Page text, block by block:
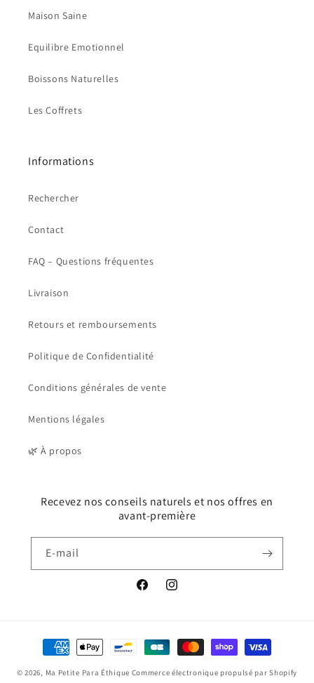
Maison Saine
Equilibre Emotionnel
Boissons Naturelles
Les Coffrets
Informations
Rechercher
Contact
FAQ – Questions fréquentes
Livraison
Retours et remboursements
Politique de Confidentialité
Conditions générales de vente
Mentions légales
🌿 À propos
Recevez nos conseils naturels et nos offres en
avant-première
E-mail
FacebookInstagram
Moyens
de
paiement
© 2026, Ma Petite Para Éthique Commerce électronique propulsé par Shopify